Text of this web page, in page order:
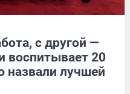
с другой —
воспитывает 20
назвали лучшей